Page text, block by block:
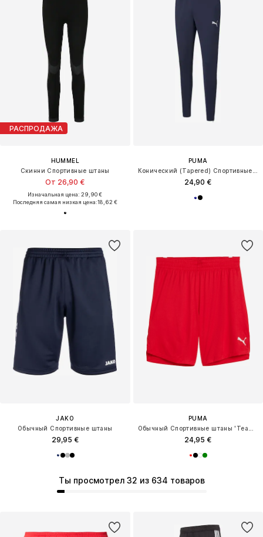
РАСПРОДАЖА
HUMMEL
Скинни Спортивные штаны
От 26,90 €
Изначальная цена: 29,90 €
Последняя самая низкая цена:18,62 €
PUMA
24,90 €
JAKO
Обычный Спортивные штаны
29,95 €
PUMA
24,95 €
Ты просмотрел 32 из 634 товаров